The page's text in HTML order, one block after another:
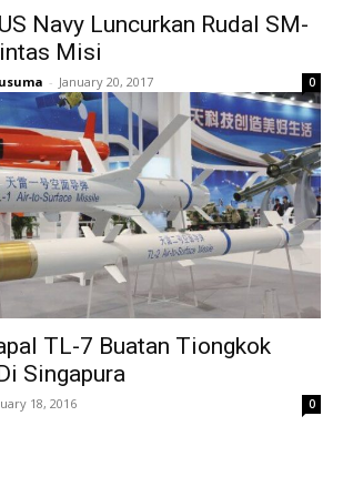
Navy Luncurkan Rudal SM-
Misi
- January 20, 2017 0
TL-7 Buatan Tiongkok
Singapura
18, 2016 0